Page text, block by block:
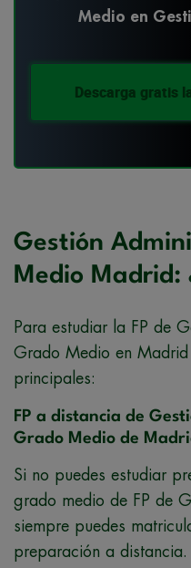
Medio en
Descarga gratis
Gestión
Medio Madrid:
Para estudiar la FP de
Grado Medio en Madrid
principales:
FP a distancia de
Grado Medio de
Si no puedes estudiar
grado medio de FP de
siempre puedes
preparación a